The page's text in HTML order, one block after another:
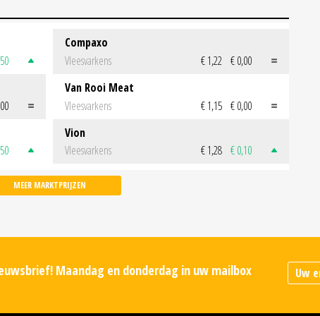
Compaxo
Vleesvarkens
€ 1,22 € 0,00
Van Rooi Meat
Vleesvarkens
€ 1,15 € 0,00
Vion
Vleesvarkens
€ 1,28 € 0,10
MEER MARKTPRIJZEN
Maandag en donderdag in uw mailbox